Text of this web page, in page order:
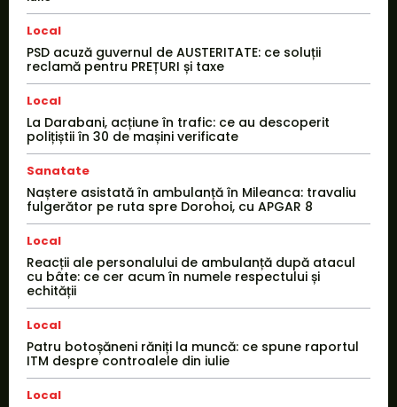
Local
PSD acuză guvernul de AUSTERITATE: ce soluții
reclamă pentru PREȚURI și taxe
Local
La Darabani, acțiune în trafic: ce au descoperit
polițiștii în 30 de mașini verificate
Sanatate
Naștere asistată în ambulanță în Mileanca: travaliu
fulgerător pe ruta spre Dorohoi, cu APGAR 8
Local
Reacții ale personalului de ambulanță după atacul
cu bâte: ce cer acum în numele respectului și
echității
Local
Patru botoșăneni răniți la muncă: ce spune raportul
ITM despre controalele din iulie
Local